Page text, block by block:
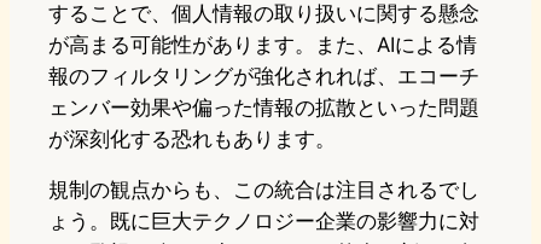
することで、個人情報の取り扱いに関する懸念
が高まる可能性があります。また、AIによる情
報のフィルタリングが強化されれば、エコーチ
ェンバー効果や偏った情報の拡散といった問題
が深刻化する恐れもあります。
規制の観点からも、この統合は注目されるでし
ょう。既に巨大テクノロジー企業の影響力に対